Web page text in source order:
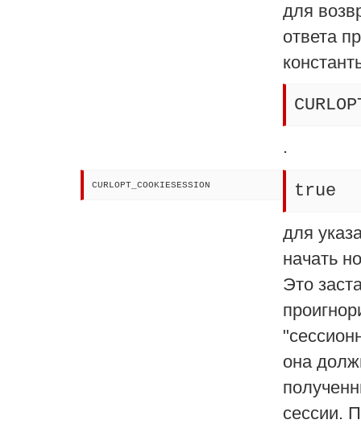
для
ответа
.
CURLOPT_COOKIESESSION true
для
начать
Это
она
сессии.